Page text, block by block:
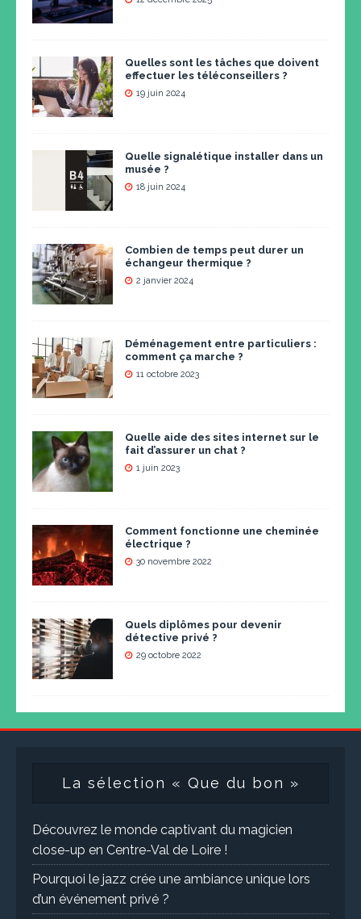
Quelles sont les tâches que doivent
effectuer les téléconseillers ?
19 juin 2024
Quelle signalétique installer dans un
musée ?
18 juin 2024
Combien de temps peut durer un
échangeur thermique ?
2 janvier 2024
Déménagement entre particuliers :
comment ça marche ?
11 octobre 2023
Quelle aide des sites internet sur le
fait d’assurer un chat ?
1 juin 2023
Comment fonctionne une cheminée
électrique ?
30 novembre 2022
Quels diplômes pour devenir
détective privé ?
29 octobre 2022
La sélection « Que du bon »
Découvrez le monde captivant du magicien
close-up en Centre-Val de Loire !
Pourquoi le jazz crée une ambiance unique lors
d’un événement privé ?